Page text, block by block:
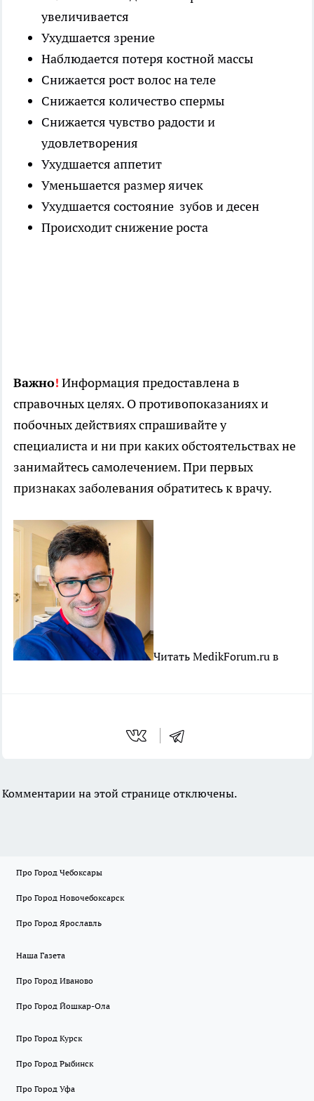
увеличивается
Ухудшается зрение
Наблюдается потеря костной массы
Снижается рост волос на теле
Снижается количество спермы
Снижается чувство радости и
удовлетворения
Ухудшается аппетит
Уменьшается размер яичек
Ухудшается состояние зубов и десен
Происходит снижение роста
Важно! Информация предоставлена в
справочных целях. О противопоказаниях и
побочных действиях спрашивайте у
специалиста и ни при каких обстоятельствах не
занимайтесь самолечением. При первых
признаках заболевания обратитесь к врачу.
Читать MedikForum.ru в
Комментарии на этой странице отключены.
Про Город Чебоксары
Про Город Новочебоксарск
Про Город Ярославль
Наша Газета
Про Город Иваново
Про Город Йошкар-Ола
Про Город Курск
Про Город Рыбинск
Про Город Уфа